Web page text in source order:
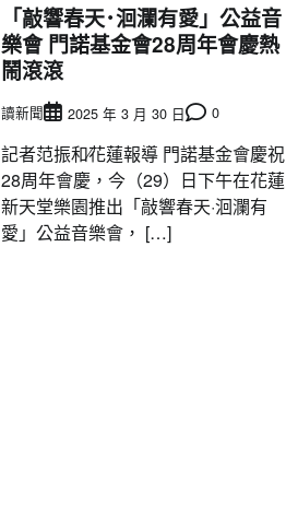
「敲響春天･洄瀾有愛」公益音
樂會 門諾基金會28周年會慶熱
鬧滾滾
讀新聞 2025 年 3 月 30 日 0
記者范振和∕花蓮報導 門諾基金會慶祝
28周年會慶，今（29）日下午在花蓮
新天堂樂園推出「敲響春天·洄瀾有
愛」公益音樂會， […]